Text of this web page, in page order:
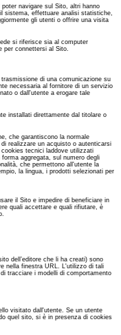
navigare sul Sito, altri hanno
sistema, effettuare analisi statistiche,
gli utenti o offrire una visita
si riferisce sia al computer
per connettersi al Sito.
di una comunicazione su
necessaria al fornitore di un servizio
o dall'utente a erogare tale
installati direttamente dal titolare o
che garantiscono la normale
realizzare un acquisto o autenticarsi
tecnici laddove utilizzati
aggregata, sul numero degli
che permettono all'utente la
la lingua, i prodotti selezionati per
il Sito e impedire di beneficiare in
quali accettare e quali rifiutare, è
dell’editore che li ha creati) sono
nella finestra URL. L'utilizzo di tali
tracciare i modelli di comportamento
visitato dall'utente. Se un utente
quel sito, si è in presenza di cookies